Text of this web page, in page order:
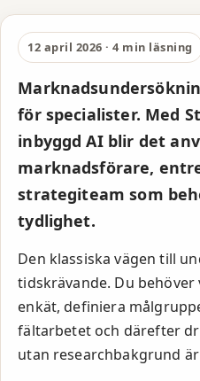
Hur AI gör
tillgänglig
forskare
12 april 2026 · 4 min läsning
för specialister. Med
inbyggd AI blir det
marknadsförare,
strategiteam som
tydlighet.
Den klassiska vägen till
tidskrävande. Du behöver
enkät, definiera
fältarbetet och därefter
utan researchbakgrund